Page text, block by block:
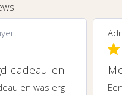
cadeau en
en was erg